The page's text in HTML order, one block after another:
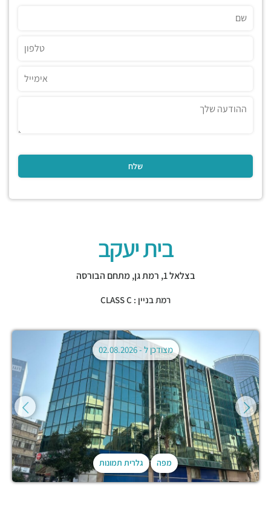
בית יעקב
בצלאל 1, רמת גן,מתחם הבורסה
רמת בניין : CLASS C
מפה גלרית תמונות
מצודכן ל -02.08.2026